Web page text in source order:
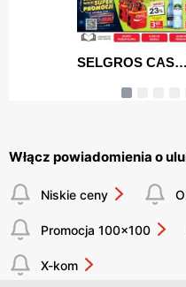
Włącz powiadomienia o
Niskie ceny
Promocja 100x100
X-kom